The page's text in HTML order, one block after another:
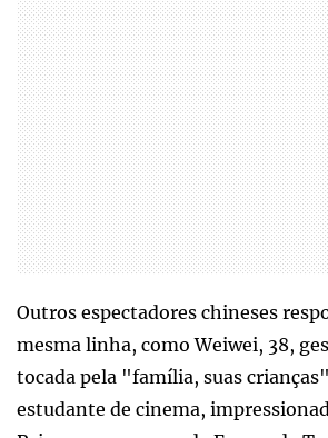
Outros espectadores chineses
mesma linha, como Weiwei, 38,
tocada pela "família, suas
estudante de cinema,